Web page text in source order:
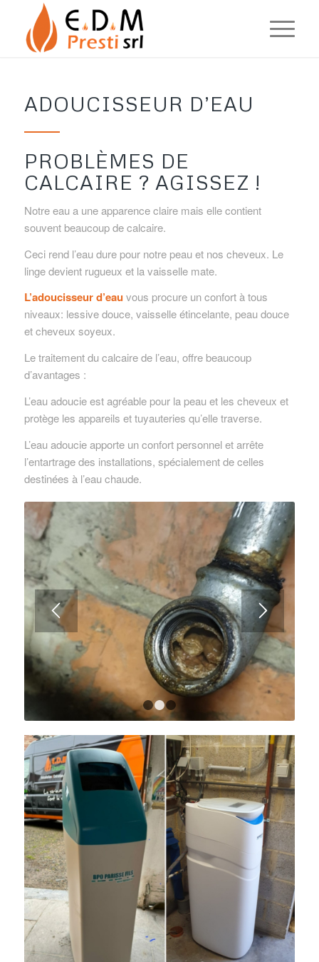
ADOUCISSEUR D’EAU
PROBLÈMES DE
CALCAIRE ? AGISSEZ !
Notre eau a une apparence claire mais elle contient
souvent beaucoup de calcaire.
Ceci rend l’eau dure pour notre peau et nos cheveux. Le
linge devient rugueux et la vaisselle mate.
L’adoucisseur d’eau vous procure un confort à tous
niveaux: lessive douce, vaisselle étincelante, peau douce
et cheveux soyeux.
Le traitement du calcaire de l’eau, offre beaucoup
d’avantages :
L’eau adoucie est agréable pour la peau et les cheveux et
protège les appareils et tuyauteries qu’elle traverse.
L’eau adoucie apporte un confort personnel et arrête
l’entartrage des installations, spécialement de celles
destinées à l’eau chaude.
1 3